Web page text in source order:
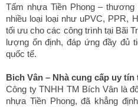
Tấm nhựa Tiền Phong –
nhiều loại loại như uPVC, PPR,
tối ưu cho các công trình tại Bãi
lượng ổn định, đáp ứng đầy đủ
quốc tế.
Bich Vân – Nhà cung cấp uy tín
Công ty TNHH TM Bích Vân là
nhựa Tiền Phong, đã khẳng